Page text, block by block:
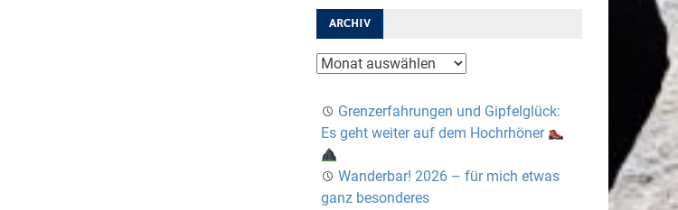
ARCHIV
Archiv
Grenzerfahrungen und Gipfelglück:
Es geht weiter auf dem Hochrhöner
Wanderbar! 2026 – für mich etwas
ganz besonderes